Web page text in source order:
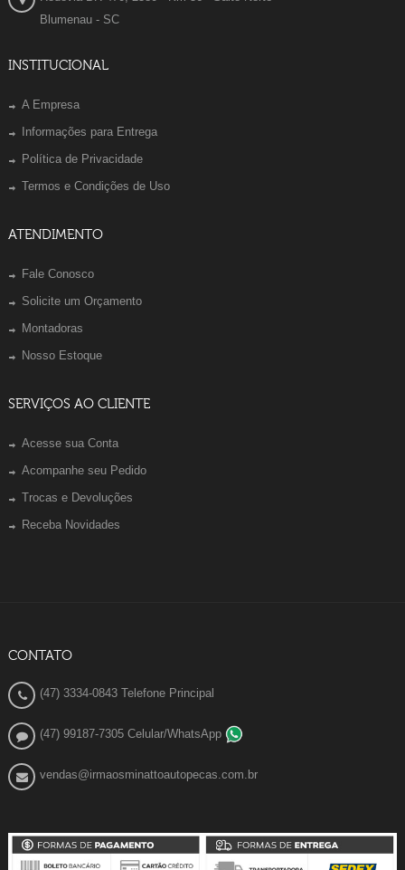
Blumenau - SC
INSTITUCIONAL
A Empresa
Informações para Entrega
Política de Privacidade
Termos e Condições de Uso
ATENDIMENTO
Fale Conosco
Solicite um Orçamento
Montadoras
Nosso Estoque
SERVIÇOS AO CLIENTE
Acesse sua Conta
Acompanhe seu Pedido
Trocas e Devoluções
Receba Novidades
CONTATO
(47) 3334-0843 Telefone Principal
(47) 99187-7305 Celular/WhatsApp
vendas@irmaosminattoautopecas.com.br